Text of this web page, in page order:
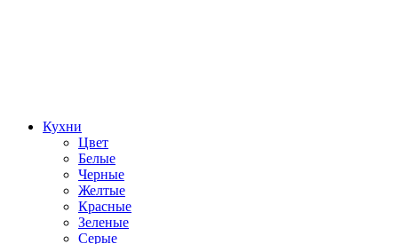
Кухни
Цвет
Белые
Черные
Желтые
Красные
Зеленые
Серые